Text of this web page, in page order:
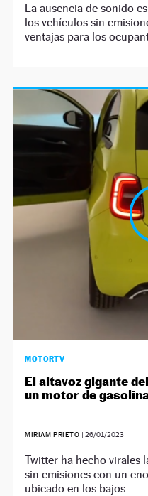
La ausencia de sonido
los vehículos sin
ventajas para los
MOTORTV
El altavoz gigante
un motor de
MIRIAM PRIETO | 26/01/2023
Twitter ha hecho virales
sin emisiones con un
ubicado en los bajos.